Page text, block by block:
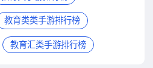
教育类类手游排行榜
教育汇类手游排行榜